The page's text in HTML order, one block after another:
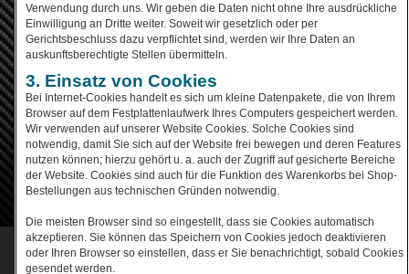
Verwendung durch uns. Wir geben die Daten nicht ohne Ihre ausdrückliche
Einwilligung an Dritte weiter. Soweit wir gesetzlich oder per
Gerichtsbeschluss dazu verpflichtet sind, werden wir Ihre Daten an
auskunftsberechtigte Stellen übermitteln.
3. Einsatz von Cookies
Bei Internet-Cookies handelt es sich um kleine Datenpakete, die von Ihrem
Browser auf dem Festplattenlaufwerk Ihres Computers gespeichert werden.
Wir verwenden auf unserer Website Cookies. Solche Cookies sind
notwendig, damit Sie sich auf der Website frei bewegen und deren Features
nutzen können; hierzu gehört u. a. auch der Zugriff auf gesicherte Bereiche
der Website. Cookies sind auch für die Funktion des Warenkorbs bei Shop-
Bestellungen aus technischen Gründen notwendig.
Die meisten Browser sind so eingestellt, dass sie Cookies automatisch
akzeptieren. Sie können das Speichern von Cookies jedoch deaktivieren
oder Ihren Browser so einstellen, dass er Sie benachrichtigt, sobald Cookies
gesendet werden.